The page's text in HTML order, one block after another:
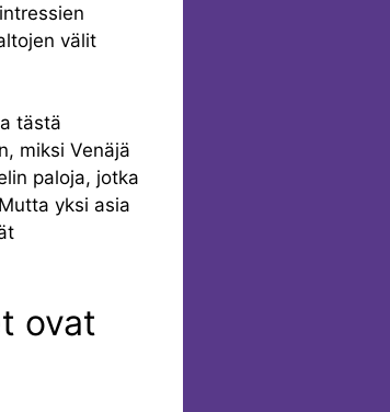
välit
tästä
miksi Venäjä
paloja, jotka
yksi asia
ovat